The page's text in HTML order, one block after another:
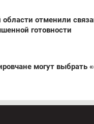
области отменили
готовности
могут выбрать